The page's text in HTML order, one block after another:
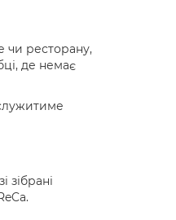
чи ресторану,
де немає
зібрані